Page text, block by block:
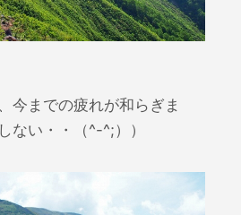
今までの疲れが和らぎま
ない・・（^-^;））